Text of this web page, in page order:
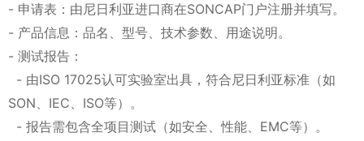
- 申请表：由尼日利亚进口商在SONCAP门户注册并填写。
- 产品信息：品名、型号、技术参数、用途说明。
- 测试报告：
- 由ISO 17025认可实验室出具，符合尼日利亚标准（如
SON、IEC、ISO等）。
- 报告需包含全项目测试（如安全、性能、EMC等）。